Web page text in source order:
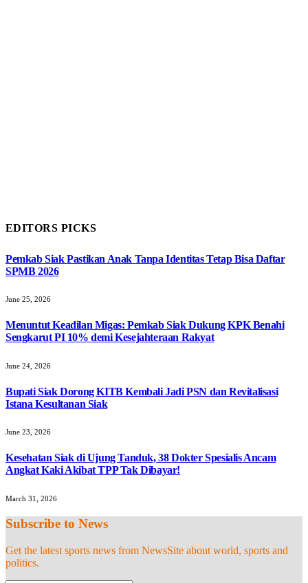
EDITORS PICKS
Pemkab Siak Pastikan Anak Tanpa Identitas Tetap Bisa Daftar
SPMB 2026
June 25, 2026
Menuntut Keadilan Migas: Pemkab Siak Dukung KPK Benahi
Sengkarut PI 10% demi Kesejahteraan Rakyat
June 24, 2026
Bupati Siak Dorong KITB Kembali Jadi PSN dan Revitalisasi
Istana Kesultanan Siak
June 23, 2026
Kesehatan Siak di Ujung Tanduk, 38 Dokter Spesialis Ancam
Angkat Kaki Akibat TPP Tak Dibayar!
March 31, 2026
Subscribe to News
Get the latest sports news from NewsSite about world, sports and
politics.